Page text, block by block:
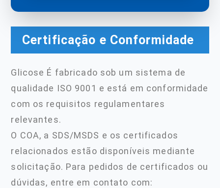
Certificação e Conformidade
Glicose É fabricado sob um sistema de
qualidade ISO 9001 e está em conformidade
com os requisitos regulamentares
relevantes.
O COA, a SDS/MSDS e os certificados
relacionados estão disponíveis mediante
solicitação. Para pedidos de certificados ou
dúvidas, entre em contato com: